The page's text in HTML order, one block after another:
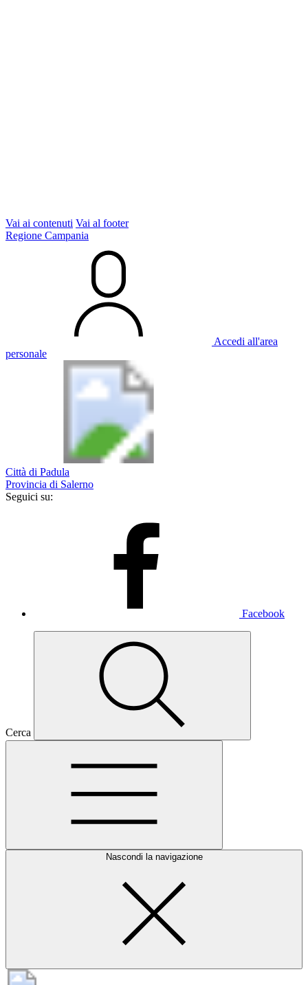
Vai ai contenuti Vai al footer
Regione Campania
Accedi all'area
personale
Città di Padula
Provincia di Salerno
Seguici su:
Facebook
Cerca
Nascondi la navigazione